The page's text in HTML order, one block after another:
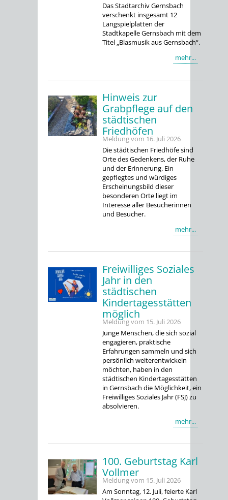
Das Stadtarchiv Gernsbach
verschenkt insgesamt 12
Langspielplatten der
Stadtkapelle Gernsbach mit dem
Titel „Blasmusik aus Gernsbach“.
mehr...
Hinweis zur
Grabpflege auf den
städtischen
Friedhöfen
Meldung vom 16. Juli 2026
Die städtischen Friedhöfe sind
Orte des Gedenkens, der Ruhe
und der Erinnerung. Ein
gepflegtes und würdiges
Erscheinungsbild dieser
besonderen Orte liegt im
Interesse aller Besucherinnen
und Besucher.
mehr...
Freiwilliges Soziales
Jahr in den
städtischen
Kindertagesstätten
möglich
Meldung vom 15. Juli 2026
Junge Menschen, die sich sozial
engagieren, praktische
Erfahrungen sammeln und sich
persönlich weiterentwickeln
möchten, haben in den
städtischen Kindertagesstätten
in Gernsbach die Möglichkeit, ein
Freiwilliges Soziales Jahr (FSJ) zu
absolvieren.
mehr...
100. Geburtstag Karl
Vollmer
Meldung vom 15. Juli 2026
Am Sonntag, 12. Juli, feierte Karl